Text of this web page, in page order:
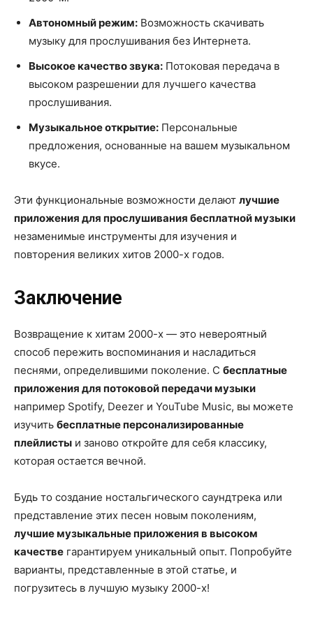
Автономный режим: Возможность скачивать
музыку для прослушивания без Интернета.
Высокое качество звука: Потоковая передача в
высоком разрешении для лучшего качества
прослушивания.
Музыкальное открытие: Персональные
предложения, основанные на вашем музыкальном
вкусе.
Эти функциональные возможности делают лучшие
приложения для прослушивания бесплатной музыки
незаменимые инструменты для изучения и
повторения великих хитов 2000-х годов.
Заключение
Возвращение к хитам 2000-х — это невероятный
способ пережить воспоминания и насладиться
песнями, определившими поколение. С бесплатные
приложения для потоковой передачи музыки
например Spotify, Deezer и YouTube Music, вы можете
изучить бесплатные персонализированные
плейлисты и заново откройте для себя классику,
которая остается вечной.
Будь то создание ностальгического саундтрека или
представление этих песен новым поколениям,
лучшие музыкальные приложения в высоком
качестве гарантируем уникальный опыт. Попробуйте
варианты, представленные в этой статье, и
погрузитесь в лучшую музыку 2000-х!